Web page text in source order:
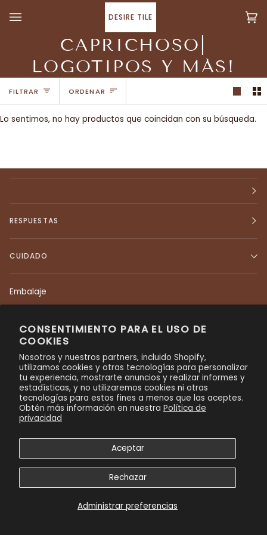
CONSENTIMIENTO PARA EL USO DE
COOKIES
Nosotros y nuestros partners, incluido Shopify,
utilizamos cookies y otras tecnologías para personalizar
tu experiencia, mostrarte anuncios y realizar informes y
estadísticas, y no utilizaremos cookies ni otras
tecnologías para estos fines a menos que las aceptes.
Obtén más información en nuestra Política de
privacidad
Administrar preferencias
Aceptar
Rechazar
directamente
DESIRE TILE
CAPRICHOSO|
LOGOTIPOS Y MÁS!
FILTRAR ORDENAR
ORDENAR
Lo sentimos, no hay productos que coincidan con su búsqueda.
RESPUESTAS
CUIDADO
Embalaje
Entrega
Guía de instalación
Devoluciones
Cuidado y mantenimiento
Garantía residencial
Garantía comercial
política de privacidad